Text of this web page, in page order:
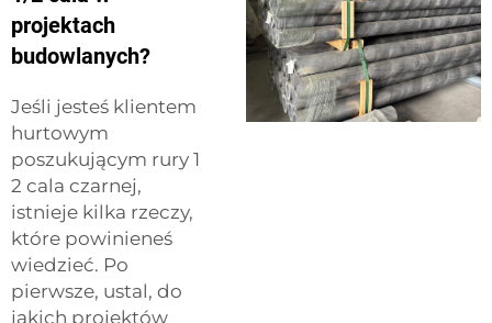
projektach
budowlanych?
Jeśli jesteś klientem
hurtowym
poszukującym rury 1
2 cala czarnej,
istnieje kilka rzeczy,
które powinieneś
wiedzieć. Po
pierwsze, ustal, do
jakich projektów